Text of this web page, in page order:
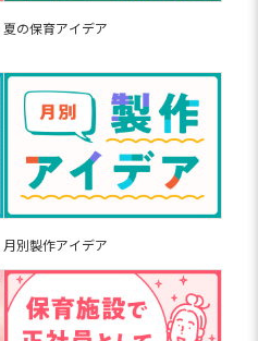
夏の保育アイデア
月別製作アイデア